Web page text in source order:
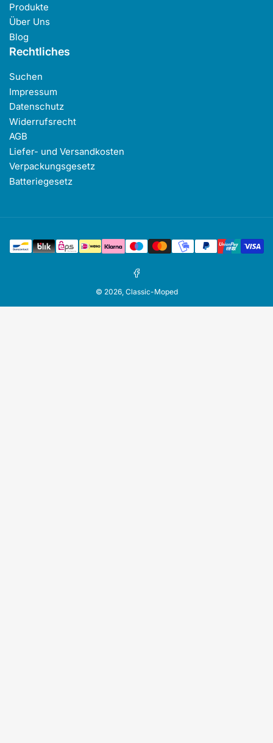
Produkte
Über Uns
Blog
Rechtliches
Suchen
Impressum
Datenschutz
Widerrufsrecht
AGB
Liefer- und Versandkosten
Verpackungsgesetz
Batteriegesetz
Zahlungsmethoden
Facebook
© 2026, Classic-Moped